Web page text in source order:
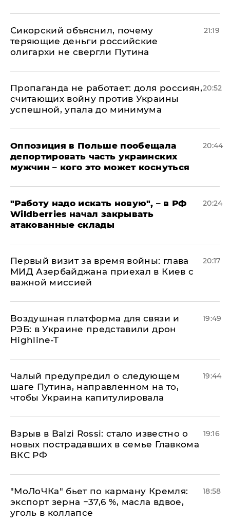
Сикорский объяснил, почему
теряющие деньги российские
олигархи не свергли Путина
21:19
​Пропаганда не работает: доля россиян,
считающих войну против Украины
успешной, упала до минимума
20:52
Оппозиция в Польше пообещала
депортировать часть украинских
мужчин – кого это может коснуться
20:44
"Работу надо искать новую", – в РФ
Wildberries начал закрывать
атакованные склады
20:24
Первый визит за время войны: глава
МИД Азербайджана приехал в Киев с
важной миссией
20:17
Воздушная платформа для связи и
РЭБ: в Украине представили дрон
Highline-T
19:49
Чалый предупредил о следующем
шаге Путина, направленном на то,
чтобы Украина капитулировала
19:44
Взрыв в Balzi Rossi: стало известно о
новых пострадавших в семье Главкома
ВКС РФ
19:16
​"МоЛоЧКа" бьет по карману Кремля:
экспорт зерна −37,6 %, масла вдвое,
уголь в коллапсе
18:58